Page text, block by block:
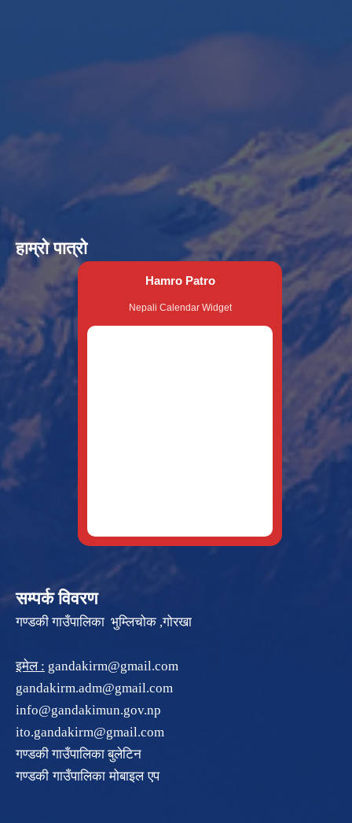
हाम्रो पात्रो
Hamro Patro
Nepali Calendar Widget
सम्पर्क विवरण
गण्डकी गाउँपालिका भुम्लिचोक ,गोरखा
इमेल : gandakirm@gmail.com
gandakirm.adm@gmail.com
info@gandakimun.gov.np
ito.gandakirm@gmail.com
गण्डकी गाउँपालिका बुलेटिन
गण्डकी गाउँपालिका मोबाइल एप